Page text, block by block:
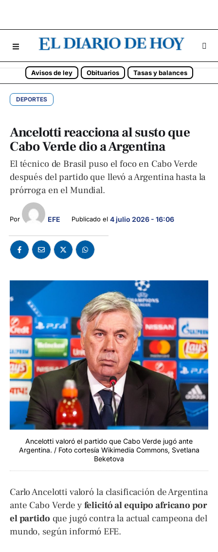
Avisos de ley Obituarios Tasas y balances
DEPORTES
Ancelotti reacciona al susto que
Cabo Verde dio a Argentina
El técnico de Brasil puso el foco en Cabo Verde
después del partido que llevó a Argentina hasta la
prórroga en el Mundial.
Por EFE Publicado el 4 julio 2026 - 16:06
Ancelotti valoró el partido que Cabo Verde jugó ante
Argentina. / Foto cortesía Wikimedia Commons, Svetlana
Beketova
Carlo Ancelotti valoró la clasificación de Argentina
ante Cabo Verde y felicitó al equipo africano por
el partido que jugó contra la actual campeona del
mundo, según informó EFE.